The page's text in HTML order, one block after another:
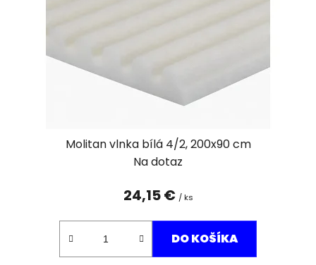
Molitan vlnka bílá 4/2, 200x90 cm
Na dotaz
24,15 € / ks
DO KOŠÍKA